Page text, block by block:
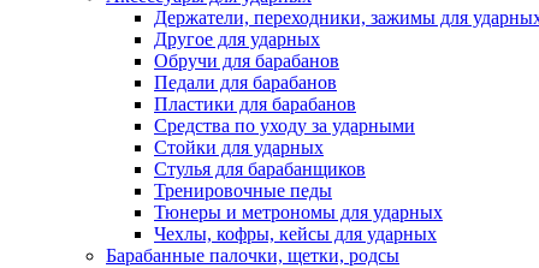
Держатели, переходники, зажимы для
Другое для ударных
Обручи для барабанов
Педали для барабанов
Пластики для барабанов
Средства по уходу за ударными
Стойки для ударных
Стулья для барабанщиков
Тренировочные педы
Тюнеры и метрономы для ударных
Чехлы, кофры, кейсы для ударных
Барабанные палочки, щетки, родсы